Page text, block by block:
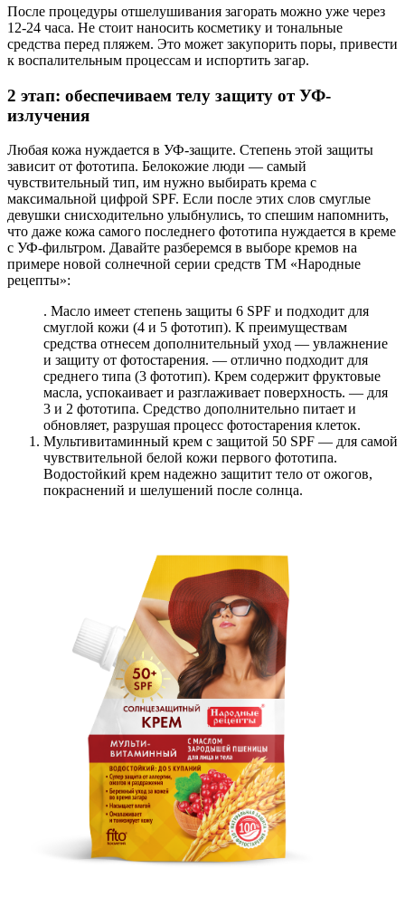
После процедуры отшелушивания загорать можно уже через
12-24 часа. Не стоит наносить косметику и тональные
средства перед пляжем. Это может закупорить поры, привести
к воспалительным процессам и испортить загар.
2 этап: обеспечиваем телу защиту от УФ-
излучения
Любая кожа нуждается в УФ-защите. Степень этой защиты
зависит от фототипа. Белокожие люди — самый
чувствительный тип, им нужно выбирать крема с
максимальной цифрой SPF. Если после этих слов смуглые
девушки снисходительно улыбнулись, то спешим напомнить,
что даже кожа самого последнего фототипа нуждается в креме
с УФ-фильтром. Давайте разберемся в выборе кремов на
примере новой солнечной серии средств ТМ «Народные
рецепты»:
. Масло имеет степень защиты 6 SPF и подходит для
смуглой кожи (4 и 5 фототип). К преимуществам
средства отнесем дополнительный уход — увлажнение
и защиту от фотостарения. — отлично подходит для
среднего типа (3 фототип). Крем содержит фруктовые
масла, успокаивает и разглаживает поверхность. — для
3 и 2 фототипа. Средство дополнительно питает и
обновляет, разрушая процесс фотостарения клеток.
Мультивитаминный крем с защитой 50 SPF — для самой
чувствительной белой кожи первого фототипа.
Водостойкий крем надежно защитит тело от ожогов,
покраснений и шелушений после солнца.